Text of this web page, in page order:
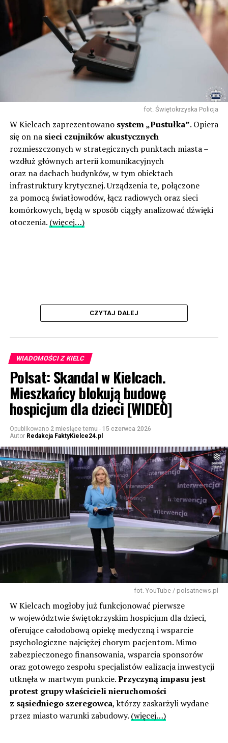
fot. Świętokrzyska Policja
W Kielcach zaprezentowano system „Pustułka”. Opiera
się on na sieci czujników akustycznych
rozmieszczonych w strategicznych punktach miasta –
wzdłuż głównych arterii komunikacyjnych
oraz na dachach budynków, w tym obiektach
infrastruktury krytycznej. Urządzenia te, połączone
za pomocą światłowodów, łącz radiowych oraz sieci
komórkowych, będą w sposób ciągły analizować dźwięki
otoczenia. (więcej…)
CZYTAJ DALEJ
WIADOMOŚCI Z KIELC
Polsat: Skandal w Kielcach.
Mieszkańcy blokują budowę
hospicjum dla dzieci [WIDEO]
Opublikowano 2 miesiące temu - 15 czerwca 2026
Autor Redakcja FaktyKielce24.pl
fot. YouTube / polsatnews.pl
W Kielcach mogłoby już funkcjonować pierwsze
w województwie świętokrzyskim hospicjum dla dzieci,
oferujące całodobową opiekę medyczną i wsparcie
psychologiczne najciężej chorym pacjentom. Mimo
zabezpieczonego finansowania, wsparcia sponsorów
oraz gotowego zespołu specjalistów ealizacja inwestycji
utknęła w martwym punkcie.Przyczyną impasu jest
protest grupy właścicieli nieruchomości
z sąsiedniego szeregowca, którzy zaskarżyli wydane
przez miasto warunki zabudowy. (więcej…)